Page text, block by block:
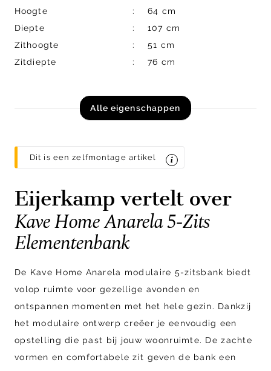
Hoogte
64 cm
Diepte
107 cm
Zithoogte
51 cm
Zitdiepte
76 cm
Alle eigenschappen
Dit is een zelfmontage artikel
Eijerkamp vertelt over
Kave Home Anarela 5-Zits
Elementenbank
De Kave Home Anarela modulaire 5-zitsbank biedt
volop ruimte voor gezellige avonden en
ontspannen momenten met het hele gezin. Dankzij
het modulaire ontwerp creëer je eenvoudig een
opstelling die past bij jouw woonruimte. De zachte
vormen en comfortabele zit geven de bank een